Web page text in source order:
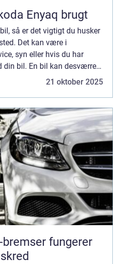
Enyaq brugt
så er det vigtigt du husker
Det kan være i
syn eller hvis du har
din bil. En bil kan desværre
over tid, særligt hvis du
21 oktober 2025
bremser fungerer